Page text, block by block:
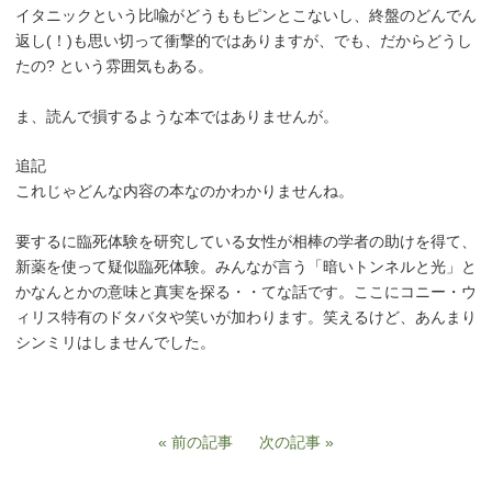
イタニックという比喩がどうももピンとこないし、終盤のどんでん
返し(！)も思い切って衝撃的ではありますが、でも、だからどうし
たの? という雰囲気もある。
ま、読んで損するような本ではありませんが。
追記
これじゃどんな内容の本なのかわかりませんね。
要するに臨死体験を研究している女性が相棒の学者の助けを得て、
新薬を使って疑似臨死体験。みんなが言う「暗いトンネルと光」と
かなんとかの意味と真実を探る・・てな話です。ここにコニー・ウ
ィリス特有のドタバタや笑いが加わります。笑えるけど、あんまり
シンミリはしませんでした。
前の記事 次の記事